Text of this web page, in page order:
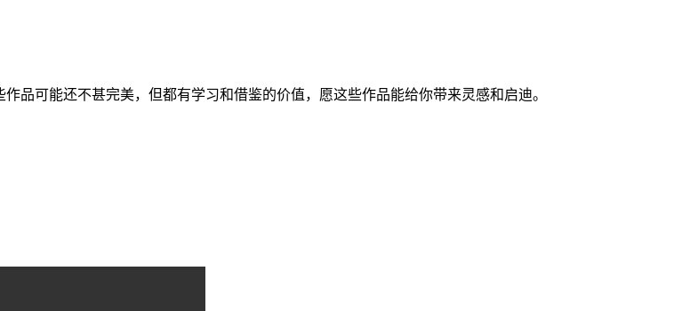
可能还不甚完美，但都有学习和借鉴的价值，愿这些作品能给你带来灵感和启迪。